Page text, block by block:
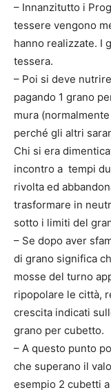
– Innanzitutto i
tessere vengono
hanno realizzate. I
tessera.
– Poi si deve
pagando 1 grano
mura
perché gli altri
Chi si era
incontro a tempi
rivolta ed
trasformare in
sotto i limiti del
– Se dopo aver
di grano significa
mosse del turno
ripopolare le città,
crescita indicati
grano per cubetto.
– A questo punto
che superano il
esempio 2 cubetti